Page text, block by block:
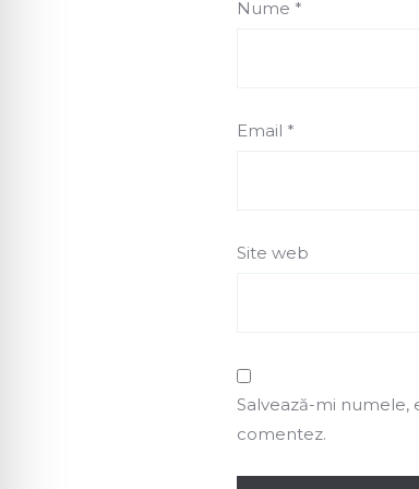
Nume *
Email *
Site web
Salvează-mi numele,
comentez.